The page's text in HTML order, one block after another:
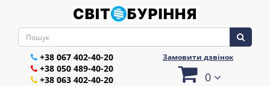
+38 067 402-40-20
+38 050 489-40-20
+38 063 402-40-20
Замовити дзвінок
0